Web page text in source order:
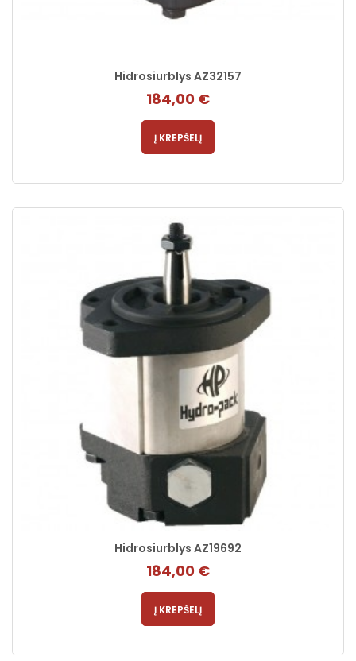
Hidrosiurblys AZ32157
184,00 €
Į KREPŠELĮ
Hidrosiurblys AZ19692
184,00 €
Į KREPŠELĮ